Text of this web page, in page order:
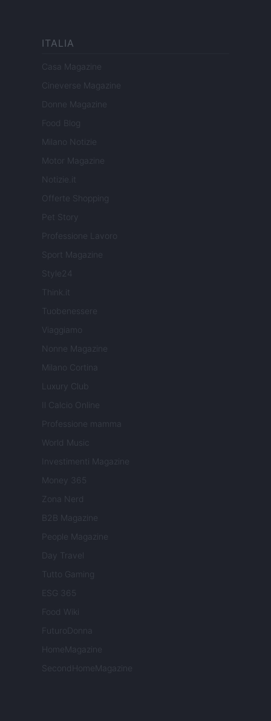
ITALIA
Casa Magazine
Cineverse Magazine
Donne Magazine
Food Blog
Milano Notizie
Motor Magazine
Notizie.it
Offerte Shopping
Pet Story
Professione Lavoro
Sport Magazine
Style24
Think.it
Tuobenessere
Viaggiamo
Nonne Magazine
Milano Cortina
Luxury Club
Il Calcio Online
Professione mamma
World Music
Investimenti Magazine
Money 365
Zona Nerd
B2B Magazine
People Magazine
Day Travel
Tutto Gaming
ESG 365
Food Wiki
FuturoDonna
HomeMagazine
SecondHomeMagazine